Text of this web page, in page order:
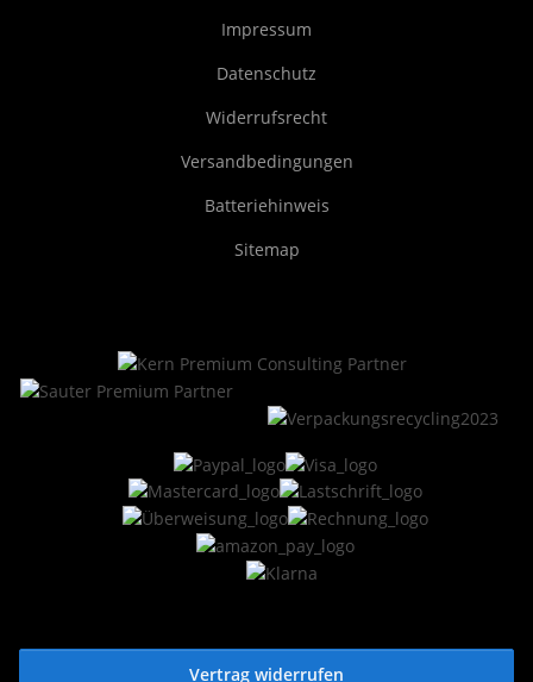
Impressum
Datenschutz
Widerrufsrecht
Versandbedingungen
Batteriehinweis
Sitemap
Vertrag widerrufen